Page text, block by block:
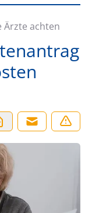
Ärzte achten